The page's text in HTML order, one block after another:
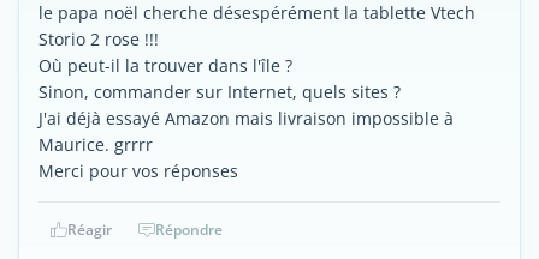
le papa noël cherche désespérément la tablette Vtech
Storio 2 rose !!!
Où peut-il la trouver dans l'île ?
Sinon, commander sur Internet, quels sites ?
J'ai déjà essayé Amazon mais livraison impossible à
Maurice. grrrr
Merci pour vos réponses
Réagir Répondre